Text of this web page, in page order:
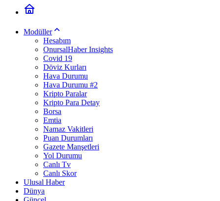
Modüller
Hesabım
OnursalHaber Insights
Covid 19
Döviz Kurları
Hava Durumu
Hava Durumu #2
Kripto Paralar
Kripto Para Detay
Borsa
Emtia
Namaz Vakitleri
Puan Durumları
Gazete Manşetleri
Yol Durumu
Canlı Tv
Canlı Skor
Ulusal Haber
Dünya